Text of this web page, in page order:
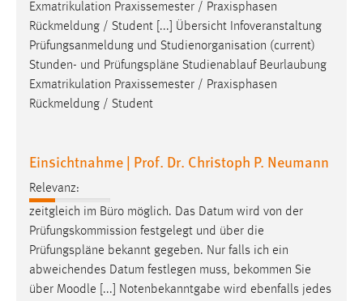
Exmatrikulation Praxissemester / Praxisphasen
Rückmeldung / Student [...] Übersicht Infoveranstaltung
Prüfungsanmeldung und Studienorganisation (current)
Stunden- und Prüfungspläne Studienablauf Beurlaubung
Exmatrikulation Praxissemester / Praxisphasen
Rückmeldung / Student
Einsichtnahme | Prof. Dr. Christoph P. Neumann
Relevanz:
zeitgleich im Büro möglich. Das Datum wird von der
Prüfungskommission festgelegt und über die
Prüfungspläne bekannt gegeben. Nur falls ich ein
abweichendes Datum festlegen muss, bekommen Sie
über Moodle [...] Notenbekanntgabe wird ebenfalls jedes
MARKETING
Marketing Cookies werden von Drittanbietern
verwendet, um personalisierte Werbung anzuzeigen.
Google Ads
Name:
_gcl_au
Anbieter: